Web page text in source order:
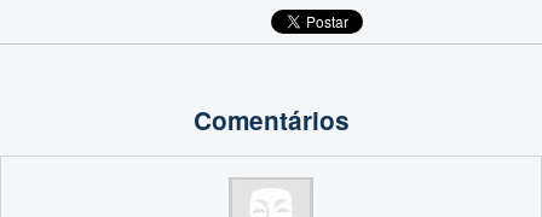
Comentários